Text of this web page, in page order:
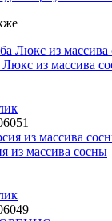
из массива
из массива сосны